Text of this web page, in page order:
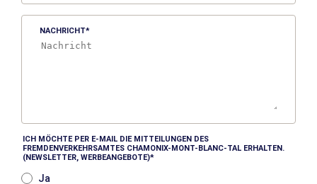
NACHRICHT
ICH MÖCHTE PER E-MAIL DIE MITTEILUNGEN DES
FREMDENVERKEHRSAMTES CHAMONIX-MONT-BLANC-TAL ERHALTEN.
(NEWSLETTER, WERBEANGEBOTE)
Ja